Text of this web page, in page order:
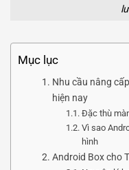
Mục lục
Nhu cầu nâng
hiện nay
Đặc thù
Vì sao
hình
Android Box cho